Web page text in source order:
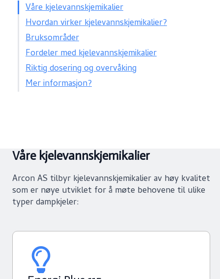
Våre kjelevannskjemikalier
Hvordan virker kjelevannskjemikalier?
Bruksområder
Fordeler med kjelevannskjemikalier
Riktig dosering og overvåking
Mer informasjon?
Våre kjelevannskjemikalier
Arcon AS tilbyr kjelevannskjemikalier av høy kvalitet
som er nøye utviklet for å møte behovene til ulike
typer dampkjeler: